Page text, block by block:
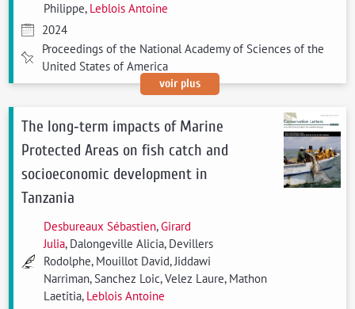
Philippe, Leblois Antoine
2024
Proceedings of the National Academy of Sciences of the
United States of America
voir plus
The long‐term impacts of Marine
Protected Areas on fish catch and
socioeconomic development in
Tanzania
Desbureaux Sébastien,Girard
Julia, Dalongeville Alicia, Devillers
Rodolphe, Mouillot David, Jiddawi
Narriman, Sanchez Loic, Velez Laure, Mathon
Laetitia, Leblois Antoine